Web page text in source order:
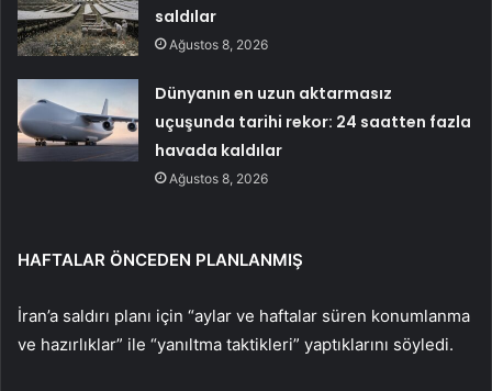
saldılar
Ağustos 8, 2026
Dünyanın en uzun aktarmasız
uçuşunda tarihi rekor: 24 saatten fazla
havada kaldılar
Ağustos 8, 2026
HAFTALAR ÖNCEDEN PLANLANMIŞ
İran’a saldırı planı için “aylar ve haftalar süren konumlanma
ve hazırlıklar” ile “yanıltma taktikleri” yaptıklarını söyledi.